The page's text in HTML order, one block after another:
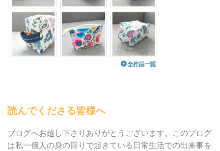
読んでくださる皆様へ
ブログへお越し下さりありがとうございます。このブログ
は私一個人の身の回りで起きている日常生活での出来事を